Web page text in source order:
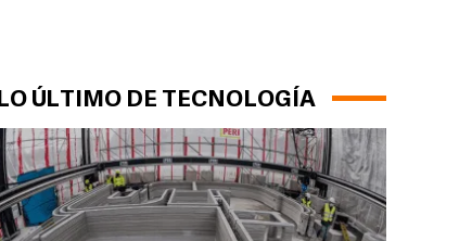
LO ÚLTIMO DE TECNOLOGÍA